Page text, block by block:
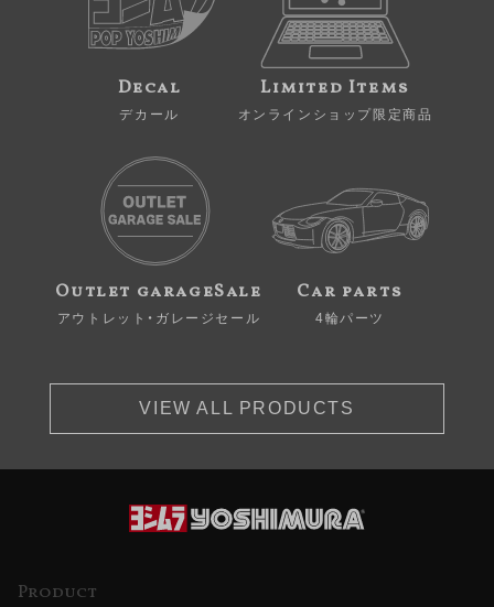
Decal
デカール
Limited Items
オンラインショップ限定商品
Outlet garageSale
アウトレット・ガレージセール
Car parts
4輪パーツ
VIEW ALL PRODUCTS
Product